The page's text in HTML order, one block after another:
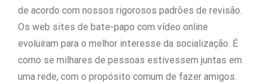
de acordo com nossos rigorosos padrões de revisão.
Os web sites de bate-papo com vídeo online
evoluíram para o melhor interesse da socialização. É
como se milhares de pessoas estivessem juntas em
uma rede, com o propósito comum de fazer amigos.